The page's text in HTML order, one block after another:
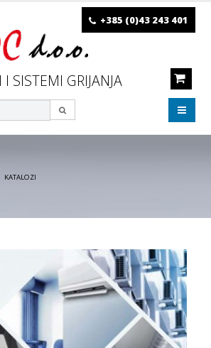
SISTEMI GRIJANJA
+385 (0)43 243 401
KATALOZI